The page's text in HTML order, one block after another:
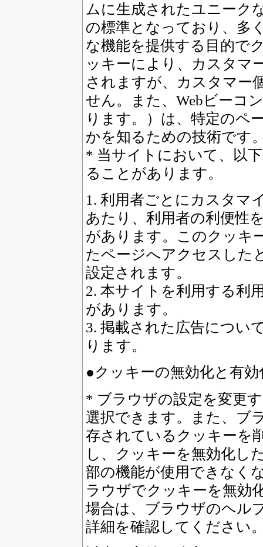
ムに生成されたユニーク
の標準となっており、多
な機能を提供する目的で
ッキーにより、カスタマ
されますが、カスタマー
せん。また、Webビーコ
ります。）は、特定のペ
かを知るための技術です
* 当サイトにおいて、以
ることがあります。
1. 利用者ごとにカスタマ
あたり、利用者の利便性
があります。このクッキ
たページへアクセスした
設定されます。
2. 本サイトを利用する利
があります。
3. 掲載された広告につい
ります。
●クッキーの無効化と有効
* ブラウザの設定を変更
選択できます。また、ブ
存されているクッキーを
し、クッキーを無効化し
部の機能が使用できなく
ラウザでクッキーを無効
場合は、ブラウザのヘル
詳細を確認してください